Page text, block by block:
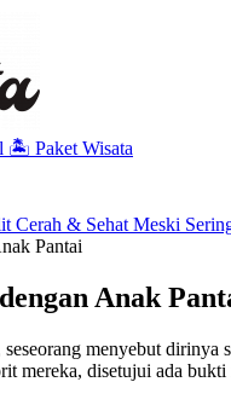
🏝️ Paket Wisata
Cerah & Sehat Meski
Pantai
Anak
menyebut
mereka, disetujui ada